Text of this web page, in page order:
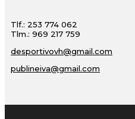
Tlf.: 253 774 062
Tlm.: 969 217 759
desportivovh@gmail.com
publineiva@gmail.com